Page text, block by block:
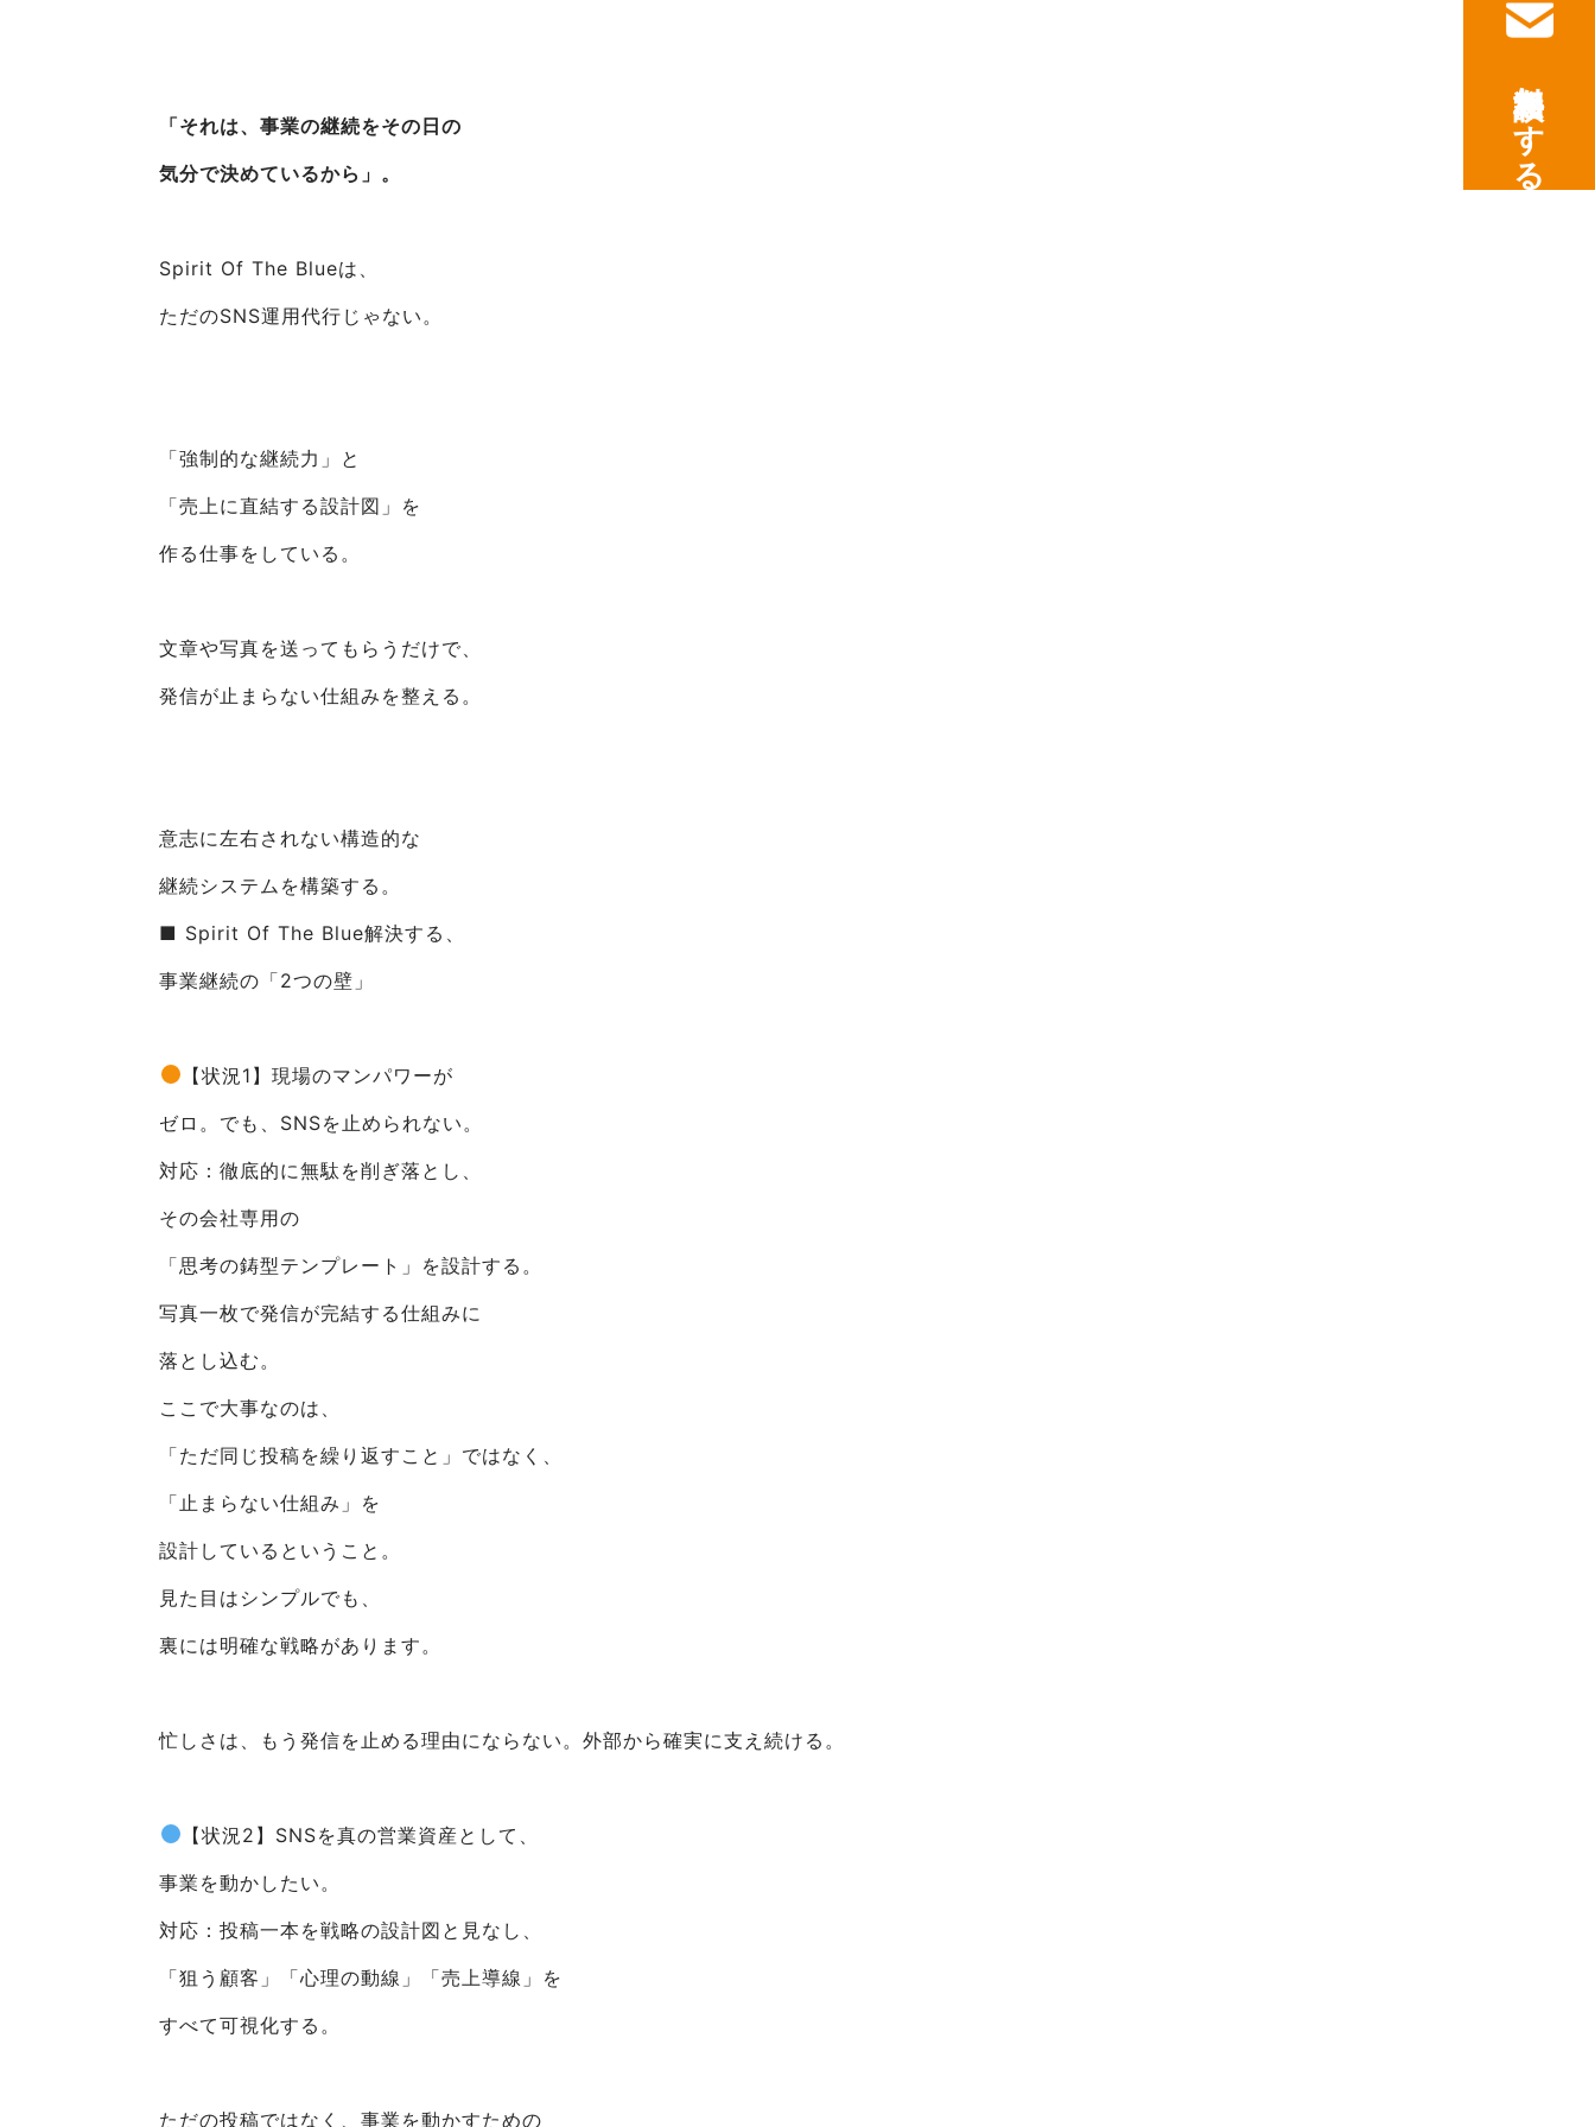
無料相談をする
「それは、事業の継続をその日の
気分で決めているから」。
Spirit Of The Blueは、
ただのSNS運用代行じゃない。
「強制的な継続力」と
「売上に直結する設計図」を
作る仕事をしている。
文章や写真を送ってもらうだけで、
発信が止まらない仕組みを整える。
意志に左右されない構造的な
継続システムを構築する。
■ Spirit Of The Blue解決する、
事業継続の「2つの壁」
【状況1】現場のマンパワーが
ゼロ。でも、SNSを止められない。
対応：徹底的に無駄を削ぎ落とし、
その会社専用の
「思考の鋳型テンプレート」を設計する。
写真一枚で発信が完結する仕組みに
落とし込む。
ここで大事なのは、
「ただ同じ投稿を繰り返すこと」ではなく、
「止まらない仕組み」を
設計しているということ。
見た目はシンプルでも、
裏には明確な戦略があります。
忙しさは、もう発信を止める理由にならない。外部から確実に支え続ける。
【状況2】SNSを真の営業資産として、
事業を動かしたい。
対応：投稿一本を戦略の設計図と見なし、
「狙う顧客」「心理の動線」「売上導線」を
すべて可視化する。
ただの投稿ではなく、事業を動かすための